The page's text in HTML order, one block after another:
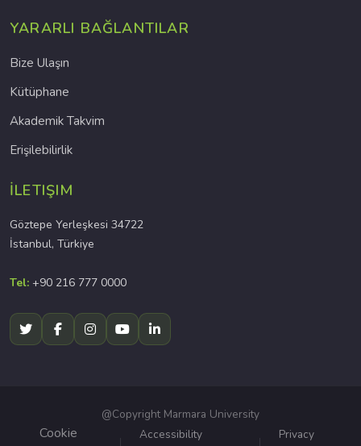
YARARLI BAĞLANTILAR
Bize Ulaşın
Kütüphane
Akademik Takvim
Erişilebilirlik
İLETIŞIM
Göztepe Yerleşkesi 34722
İstanbul, Türkiye
Tel: +90 216 777 0000
@Copyright Marmara University
Cookie
Accessibility
Privacy